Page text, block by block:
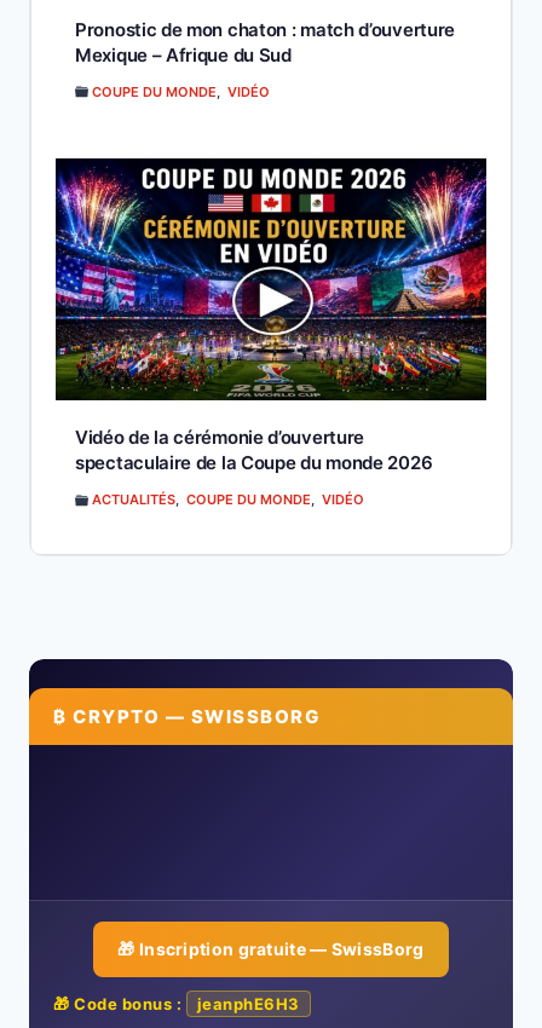
Pronostic de mon chaton : match d’ouverture
Mexique – Afrique du Sud
COUPE DU MONDE, VIDÉO
Vidéo de la cérémonie d’ouverture
spectaculaire de la Coupe du monde 2026
ACTUALITÉS, COUPE DU MONDE, VIDÉO
₿ CRYPTO — SWISSBORG
🎁 Inscription gratuite — SwissBorg
🎁 Code bonus : jeanphE6H3